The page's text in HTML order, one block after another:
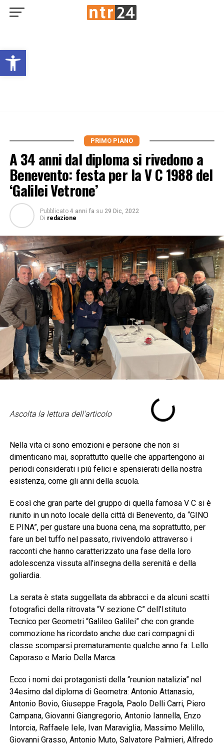
Open toolbar
PRIMO PIANO
A 34 anni dal diploma si rivedono a
Benevento: festa per la V C 1988 del
‘Galilei Vetrone’
Pubblicato 4 anni fa su 29 Dic, 2022
Di redazione
Ascolta la lettura dell'articolo
Nella vita ci sono emozioni e persone che non si
dimenticano mai, soprattutto quelle che appartengono ai
periodi considerati i più felici e spensierati della nostra
esistenza, come gli anni della scuola.
E così che gran parte del gruppo di quella famosa V C si è
riunito in un noto locale della città di Benevento, da “GINO
E PINA”, per gustare una buona cena, ma soprattutto, per
fare un bel tuffo nel passato, rivivendolo attraverso i
racconti che hanno caratterizzato una fase della loro
adolescenza vissuta all’insegna della serenità e della
goliardia.
La serata è stata suggellata da abbracci e da alcuni scatti
fotografici della ritrovata “V sezione C” dell’Istituto
Tecnico per Geometri “Galileo Galilei” che con grande
commozione ha ricordato anche due cari compagni di
classe scomparsi prematuramente qualche anno fa: Lello
Caporaso e Mario Della Marca.
Ecco i nomi dei protagonisti della “reunion natalizia” nel
34esimo dal diploma di Geometra: Antonio Attanasio,
Antonio Bovio, Giuseppe Fragola, Paolo Delli Carri, Piero
Campana, Giovanni Giangregorio, Antonio Iannella, Enzo
Intorcia, Raffaele Iele, Ivan Maraviglia, Massimo Melillo,
Giovanni Grasso, Antonio Muto, Salvatore Palmieri, Alfredo